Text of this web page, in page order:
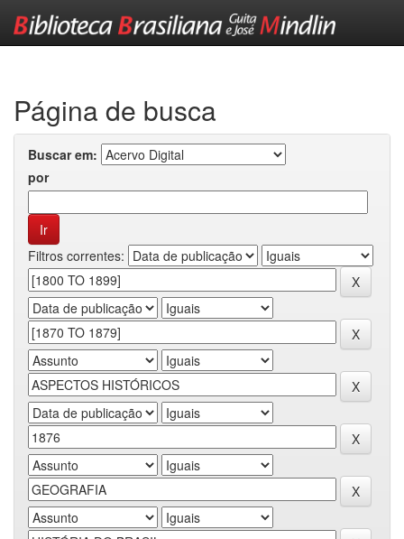
Página de busca
Buscar em:
por
Filtros correntes: